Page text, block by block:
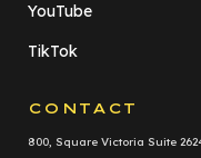
YouTube
TikTok
CONTACT
800, Square Victoria Suite